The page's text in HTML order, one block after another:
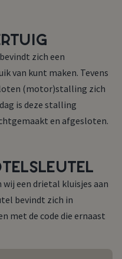
zich een
van kunt maken. Tevens
(motor)stalling zich
is deze stalling
en afgesloten.
een drietal kluisjes aan
bevindt zich in
met de code die ernaast